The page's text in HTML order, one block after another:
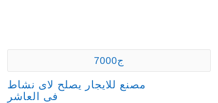
7000ج
مصنع للايجار يصلح لاى نشاط
فى العاشر